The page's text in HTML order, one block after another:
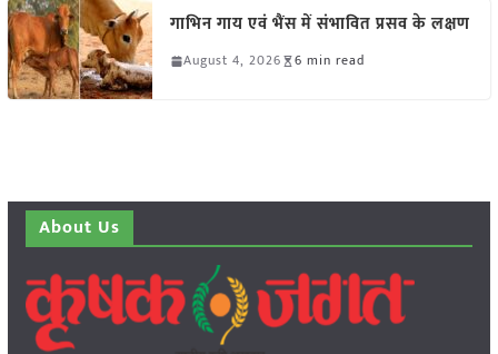
गाभिन गाय एवं भैंस में संभावित प्रसव के लक्षण
August 4, 2026 6 min read
About Us